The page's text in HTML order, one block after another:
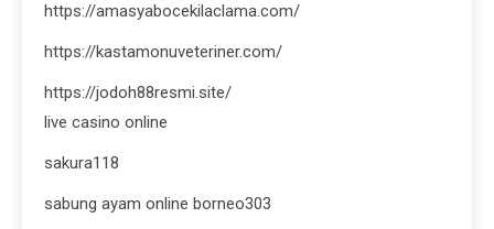
https://amasyabocekilaclama.com/
https://kastamonuveteriner.com/
https://jodoh88resmi.site/
live casino online
sakura118
sabung ayam online borneo303